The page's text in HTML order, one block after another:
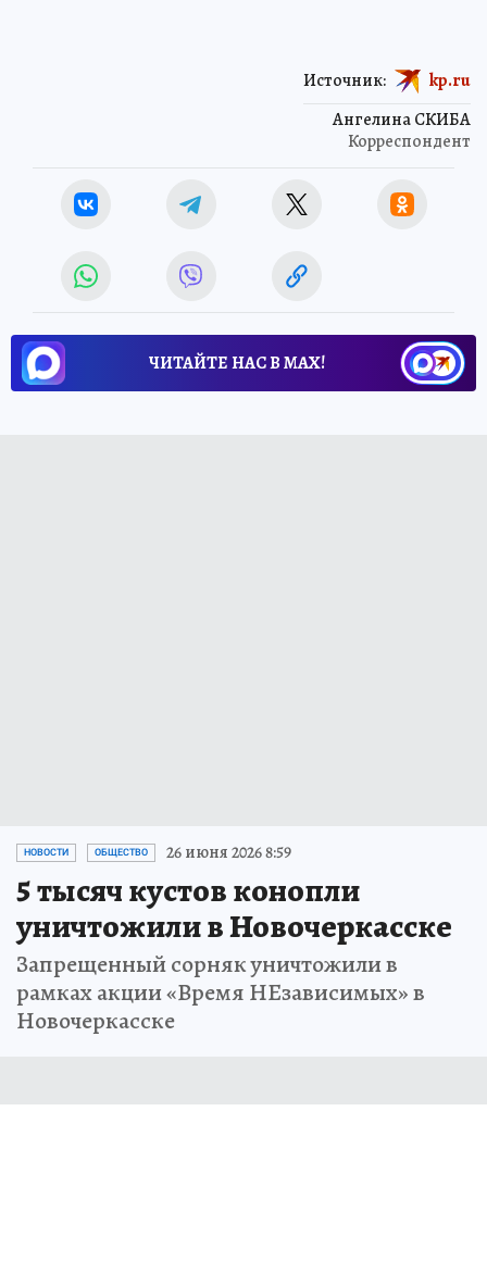
Ангелина СКИБА
Корреспондент
Источник: kp.ru
ЧИТАЙТЕ НАС В МАХ!
НОВОСТИ ОБЩЕСТВО 26 июня 2026 8:59
5 тысяч кустов конопли
уничтожили в Новочеркасске
Запрещенный сорняк уничтожили в
рамках акции «Время НЕзависимых» в
Новочеркасске